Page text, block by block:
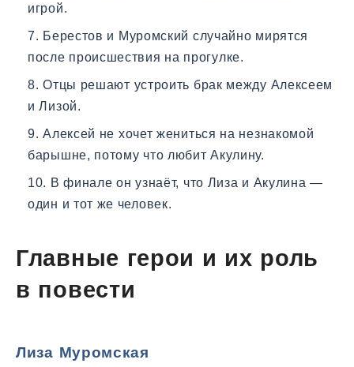
игрой.
Берестов и Муромский случайно мирятся
после происшествия на прогулке.
Отцы решают устроить брак между Алексеем
и Лизой.
Алексей не хочет жениться на незнакомой
барышне, потому что любит Акулину.
В финале он узнаёт, что Лиза и Акулина —
один и тот же человек.
Главные герои и их роль
в повести
Лиза Муромская